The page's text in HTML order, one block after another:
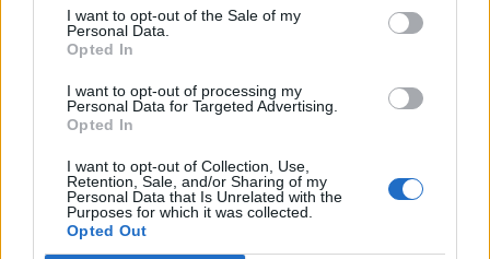
I want to opt-out of the Sale of my
Personal Data.
Opted In
I want to opt-out of processing my
Personal Data for Targeted Advertising.
Opted In
I want to opt-out of Collection, Use,
Retention, Sale, and/or Sharing of my
Personal Data that Is Unrelated with the
Purposes for which it was collected.
Opted Out
realizado em território nacional. Nuno Borges, Jaime
Faria, Henrique Rocha, Frederico Ferreira Silva, Tiago
Pereira e Tiago Torres integraram o quadro principal,
beneficiando, de igual modo, da reorganização dos wild
cards após as entradas diretas de alguns jogadores.
Entre os portugueses, Tiago Torres e Jaime Faria
protagonizaram as melhores campanhas da edição,
ambos alcançando os quartos de final. Torres assinou
um dos resultados mais marcantes do torneio ao
de Cultura Contemporânea de Castelo Branco (CCCCB),
a primeira edição da “Bienal Internacional de Artes e
Castelo Branco, através da Divisão de Museus e Cultura,
e integrada na programação do “Festival Sabores de
A Bienal nasce na sequência da inclusão de Castelo
Branco na “Rede de Cidades Criativas da UNESCO”,
distinção atribuída em 31 de outubro de 2023, na